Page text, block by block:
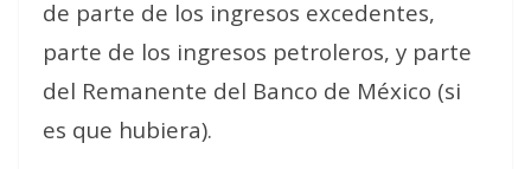
de parte de los ingresos excedentes,
parte de los ingresos petroleros, y parte
del Remanente del Banco de México (si
es que hubiera).